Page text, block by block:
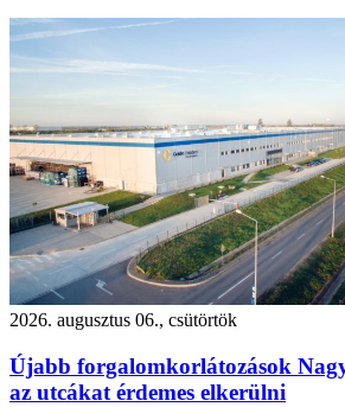
2026. augusztus 06., csütörtök
Újabb forgalomkorlátozások
az utcákat érdemes elkerülni